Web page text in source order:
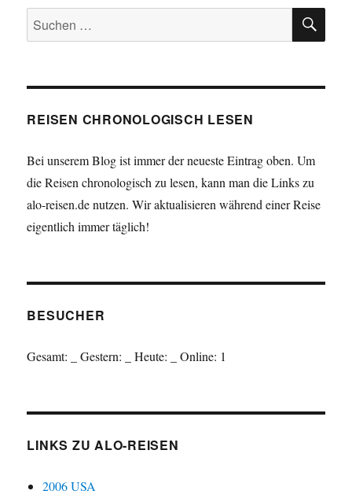
Suchen
nach:
REISEN CHRONOLOGISCH LESEN
Bei unserem Blog ist immer der neueste Eintrag oben. Um
die Reisen chronologisch zu lesen, kann man die Links zu
alo-reisen.de nutzen. Wir aktualisieren während einer Reise
eigentlich immer täglich!
BESUCHER
Gesamt: Gestern: Heute: Online: 1
LINKS ZU ALO-REISEN
2006 USA